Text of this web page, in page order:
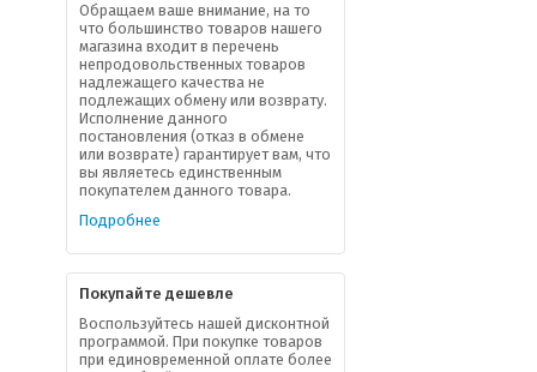
Обращаем ваше внимание, на то
что большинство товаров нашего
магазина входит в перечень
непродовольственных товаров
надлежащего качества не
подлежащих обмену или возврату.
Исполнение данного
постановления (отказ в обмене
или возврате) гарантирует вам, что
вы являетесь единственным
покупателем данного товара.
Подробнее
Покупайте дешевле
Воспользуйтесь нашей дисконтной
программой. При покупке товаров
при единовременной оплате более